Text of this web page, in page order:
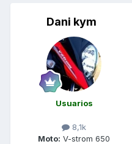
Dani kym
Usuarios
8,1k
Moto: V-strom 650